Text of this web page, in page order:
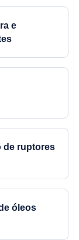
e
de ruptores
óleos